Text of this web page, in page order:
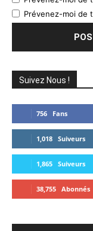
Prévenez-moi de
Suivez Nous !
756 Fans
1,018 Suiveurs
1,865 Suiveurs
38,755 Abonnés